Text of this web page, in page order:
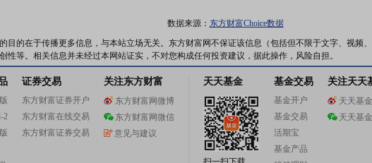
数据来源： 东方财富Choice数据
目的在于传播更多信息，与本站立场无关。东方财富网不保证该信息（包括但不限于文字、视频
性等。相关信息并未经过本网站证实，不对您构成任何投资建议，据此操作，风险自担。
2
证券交易
东方财富证券开户
东方财富在线交易
东方财富证券交易
关注东方财富
东方财富网微博
东方财富网微信
意见与建议
天天基金 基金交易
基金开户
基金交易
活期宝
基金产品
关注天天
天天基
天天基